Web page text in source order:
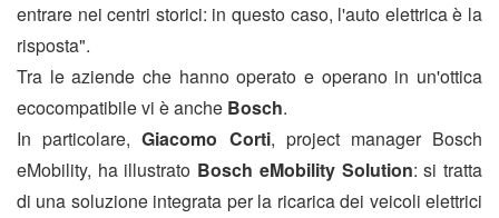
entrare nei centri storici: in questo caso, l'auto elettrica è la
risposta".
Tra le aziende che hanno operato e operano in un'ottica
ecocompatibile vi è anche Bosch.
In particolare,Giacomo Corti, project manager Bosch
eMobility, ha illustrato Bosch eMobility Solution: si tratta
di una soluzione integrata per la ricarica dei veicoli elettrici